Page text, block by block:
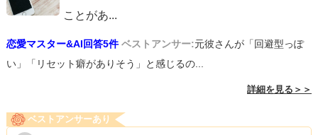
ことがあ...
恋愛マスター&AI回答5件 ベストアンサー:元彼さんが「回避型っぽ
い」「リセット癖がありそう」と感じるの...
詳細を見る＞＞
ベストアンサーあり